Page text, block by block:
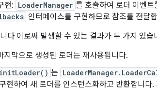
현: LoaderManager 를 호출하여 로더 이벤
인터페이스를 구현하므로 참조를 전달
다 이로써 발생할 수 있는 결과가 두 가지 있습
막으로 생성된 로더는 재사용됩니다.
initLoader() 는
현하여 새 로더를 인스턴스화하고 반환합니다.